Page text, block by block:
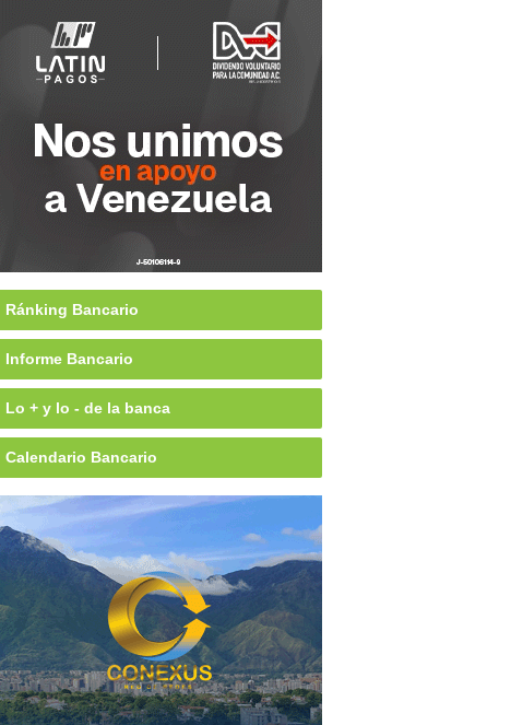
Ránking Bancario
Informe Bancario
Lo + y lo - de la banca
Calendario Bancario